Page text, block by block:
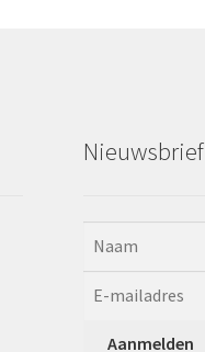
Nieuwsbrief